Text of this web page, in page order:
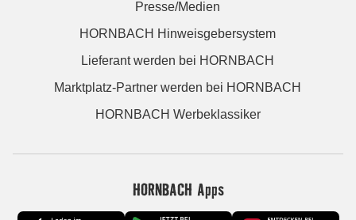
Presse/Medien
HORNBACH Hinweisgebersystem
Lieferant werden bei HORNBACH
Marktplatz-Partner werden bei HORNBACH
HORNBACH Werbeklassiker
HORNBACH Apps